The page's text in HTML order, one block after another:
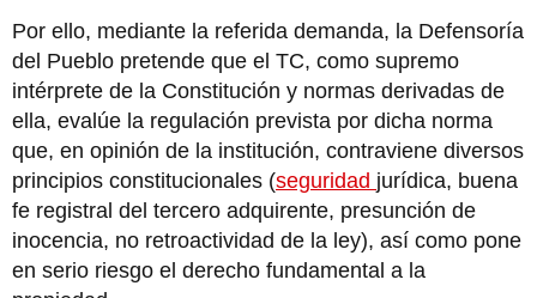
Por ello, mediante la referida demanda, la Defensoría
del Pueblo pretende que el TC, como supremo
intérprete de la Constitución y normas derivadas de
ella, evalúe la regulación prevista por dicha norma
que, en opinión de la institución, contraviene diversos
principios constitucionales (seguridad jurídica, buena
fe registral del tercero adquirente, presunción de
inocencia, no retroactividad de la ley), así como pone
en serio riesgo el derecho fundamental a la